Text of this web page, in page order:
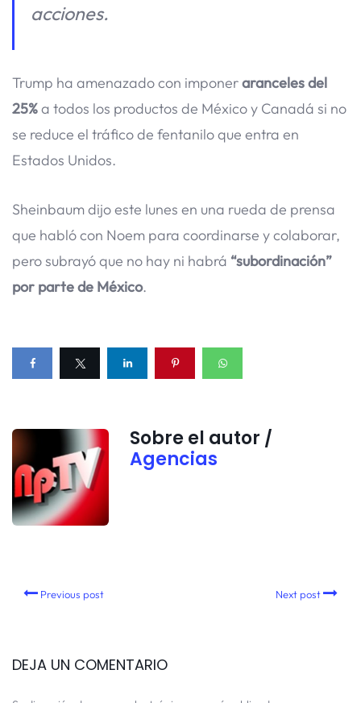
acciones.
Trump ha amenazado con imponeraranceles del
25%a todos los productos de México y Canadá si no
se reduce el tráfico de fentanilo que entra en
Estados Unidos.
Sheinbaum dijo este lunes en una rueda de prensa
que habló con Noem para coordinarse y colaborar,
pero subrayó que no hay ni habrá “subordinación”
por parte de México.
Sobre el autor /
Agencias
Previous post Next post
DEJA UN COMENTARIO